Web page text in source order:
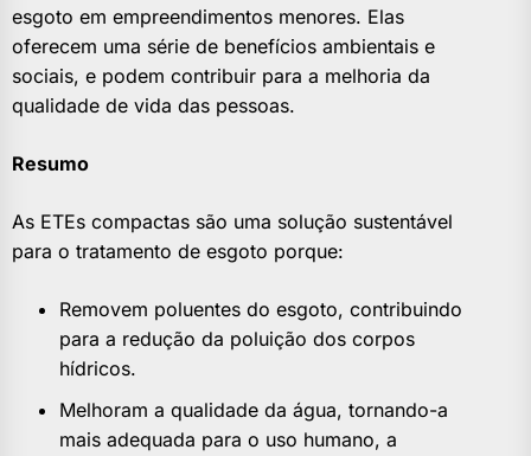
esgoto em empreendimentos menores. Elas
oferecem uma série de benefícios ambientais e
sociais, e podem contribuir para a melhoria da
qualidade de vida das pessoas.
Resumo
As ETEs compactas são uma solução sustentável
para o tratamento de esgoto porque:
Removem poluentes do esgoto, contribuindo
para a redução da poluição dos corpos
hídricos.
Melhoram a qualidade da água, tornando-a
mais adequada para o uso humano, a